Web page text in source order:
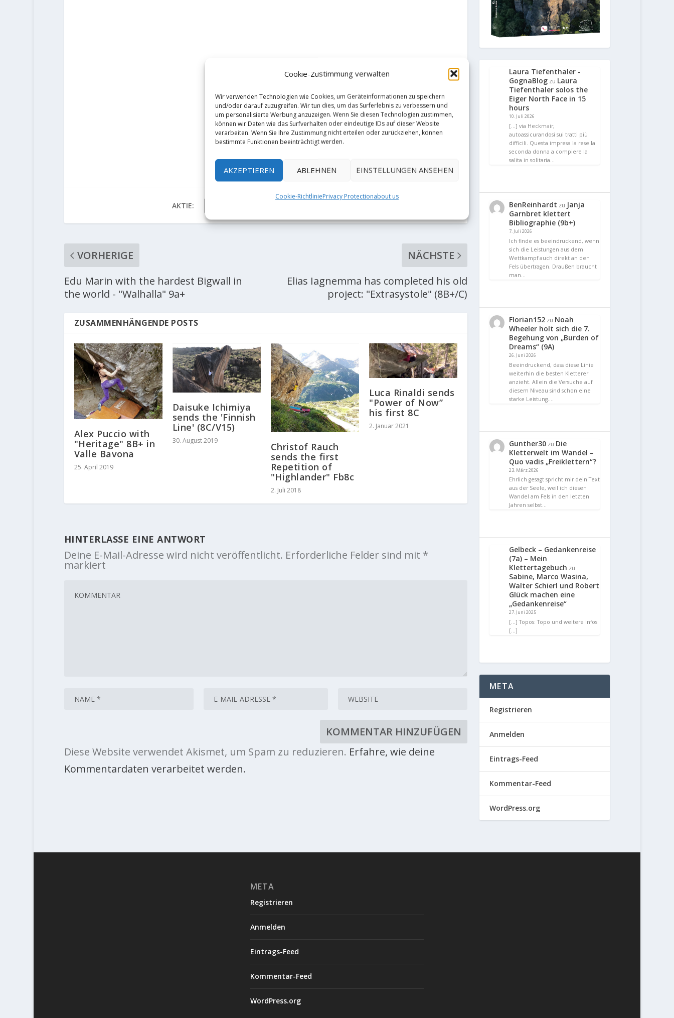
Cookie-Zustimmung verwalten
Wir verwenden Technologien wie Cookies, um Geräteinformationen zu speichern
und/oder darauf zuzugreifen. Wir tun dies, um das Surferlebnis zu verbessern und
um personalisierte Werbung anzuzeigen. Wenn Sie diesen Technologien zustimmen,
können wir Daten wie das Surfverhalten oder eindeutige IDs auf dieser Website
verarbeiten. Wenn Sie Ihre Zustimmung nicht erteilen oder zurückziehen, können
bestimmte Funktionen beeinträchtigt werden.
AKZEPTIEREN ABLEHNEN EINSTELLUNGEN ANSEHEN
Cookie-RichtliniePrivacy Protectionabout us
AKTIE:
VORHERIGE
Edu Marin with the hardest Bigwall in
the world - "Walhalla" 9a+
NÄCHSTE
Elias Iagnemma has completed his old
project: "Extrasystole" (8B+/C)
ZUSAMMENHÄNGENDE POSTS
Alex Puccio with
"Heritage" 8B+ in
Valle Bavona
25. April 2019
Daisuke Ichimiya
sends the 'Finnish
Line' (8C/V15)
30. August 2019
Christof Rauch
sends the first
Repetition of
"Highlander" Fb8c
2. Juli 2018
Luca Rinaldi sends
"Power of Now”
his first 8C
2. Januar 2021
HINTERLASSE EINE ANTWORT
Deine E-Mail-Adresse wird nicht veröffentlicht. Erforderliche Felder sind mit *
markiert
Diese Website verwendet Akismet, um Spam zu reduzieren. Erfahre, wie deine
Kommentardaten verarbeitet werden.
Laura Tiefenthaler -
GognaBlog zu Laura
Tiefenthaler solos the
Eiger North Face in 15
hours
10. Juli 2026
[…] via Heckmair,
autoassicurandosi sui tratti più
difficili. Questa impresa la rese la
seconda donna a compiere la
salita in solitaria…
BenReinhardt zu Janja
Garnbret klettert
Bibliographie (9b+)
7. Juli 2026
Ich finde es beeindruckend, wenn
sich die Leistungen aus dem
Wettkampf auch direkt an den
Fels übertragen. Draußen braucht
man…
Florian152 zu Noah
Wheeler holt sich die 7.
Begehung von „Burden of
Dreams“ (9A)
26. Juni 2026
Beeindruckend, dass diese Linie
weiterhin die besten Kletterer
anzieht. Allein die Versuche auf
diesem Niveau sind schon eine
starke Leistung.…
Gunther30 zu Die
Kletterwelt im Wandel –
Quo vadis „Freiklettern“?
23. März 2026
Ehrlich gesagt spricht mir dein Text
aus der Seele, weil ich diesen
Wandel am Fels in den letzten
Jahren selbst…
Gelbeck – Gedankenreise
(7a) – Mein
Klettertagebuch zu
Sabine, Marco Wasina,
Walter Schierl und Robert
Glück machen eine
„Gedankenreise“
27. Juni 2025
[…] Topos: Topo und weitere Infos
[…]
META
Registrieren
Anmelden
Eintrags-Feed
Kommentar-Feed
WordPress.org
META
Registrieren
Anmelden
Eintrags-Feed
Kommentar-Feed
WordPress.org